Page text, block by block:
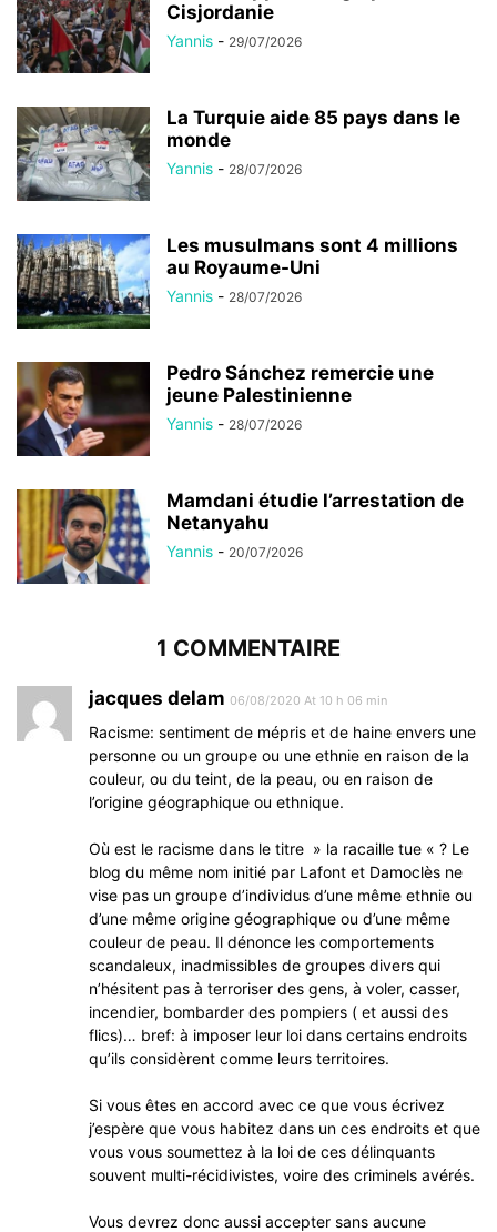
Cisjordanie
Yannis - 29/07/2026
La Turquie aide 85 pays dans le
monde
Yannis - 28/07/2026
Les musulmans sont 4 millions
au Royaume-Uni
Yannis - 28/07/2026
Pedro Sánchez remercie une
jeune Palestinienne
Yannis - 28/07/2026
Mamdani étudie l’arrestation de
Netanyahu
Yannis - 20/07/2026
1 COMMENTAIRE
jacques delam 06/08/2020 At 10 h 06 min
Racisme: sentiment de mépris et de haine envers une
personne ou un groupe ou une ethnie en raison de la
couleur, ou du teint, de la peau, ou en raison de
l’origine géographique ou ethnique.
Où est le racisme dans le titre » la racaille tue « ? Le
blog du même nom initié par Lafont et Damoclès ne
vise pas un groupe d’individus d’une même ethnie ou
d’une même origine géographique ou d’une même
couleur de peau. Il dénonce les comportements
scandaleux, inadmissibles de groupes divers qui
n’hésitent pas à terroriser des gens, à voler, casser,
incendier, bombarder des pompiers ( et aussi des
flics)… bref: à imposer leur loi dans certains endroits
qu’ils considèrent comme leurs territoires.
Si vous êtes en accord avec ce que vous écrivez
j’espère que vous habitez dans un ces endroits et que
vous vous soumettez à la loi de ces délinquants
souvent multi-récidivistes, voire des criminels avérés.
Vous devrez donc aussi accepter sans aucune